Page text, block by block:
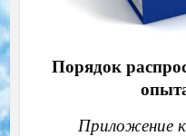
Порядок
Приложение